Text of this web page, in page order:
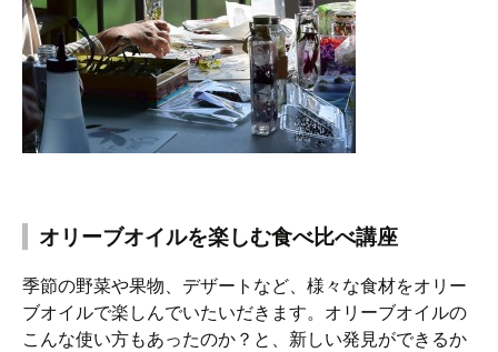
オリーブオイルを楽しむ食べ比べ講座
季節の野菜や果物、デザートなど、様々な食材をオリー
ブオイルで楽しんでいたいだきます。オリーブオイルの
こんな使い方もあったのか？と、新しい発見ができるか